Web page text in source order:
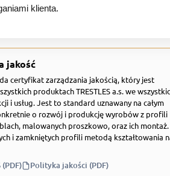
klienta.
jakość
certyfikat zarządzania jakością, który jest
produktach TRESTLES a.s. we
i usług. Jest to standard uznawany na całym
o rozwój i produkcję wyrobów z profili
malowanych proszkowo, oraz ich montaż.
i zamkniętych profili metodą kształtowania
Polityka jakości (PDF)